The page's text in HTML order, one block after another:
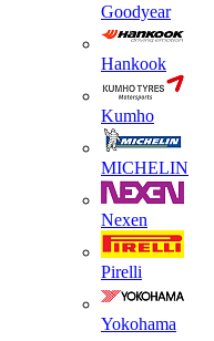
Goodyear
Hankook
Kumho
MICHELIN
Nexen
Pirelli
Yokohama